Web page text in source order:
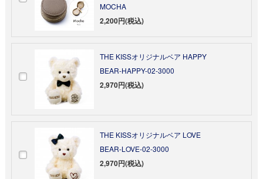
MOCHA
2,200円(税込)
THE KISSオリジナルベア HAPPY
BEAR-HAPPY-02-3000
2,970円(税込)
THE KISSオリジナルベア LOVE
BEAR-LOVE-02-3000
2,970円(税込)